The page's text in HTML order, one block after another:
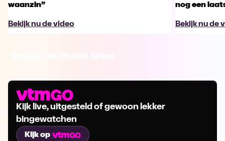
waanzin”
Bekijk nu de video
nog een
Bekijk nu de
Kijk live, uitgesteld of gewoon lekker
bingewatchen
Kijk op